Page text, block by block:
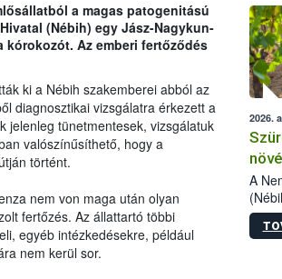
a magas patogenitású
(Nébih) egy Jász-Nagykun-
Az emberi fertőződés
ki a Nébih szakemberei abból az
diagnosztikai vizsgálatra érkezett a
jelenleg tünetmentesek, vizsgálatuk
valószínűsíthető, hogy a
történt.
nem von maga után olyan
fertőzés. Az állattartó többi
egyéb intézkedésekre, például
nem kerül sor.
2026.
A